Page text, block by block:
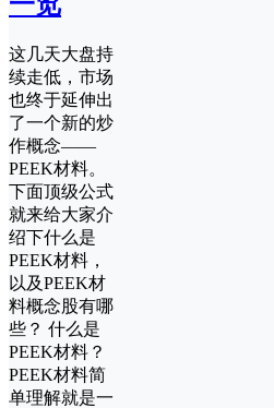
这几天大盘持
续走低，市场
也终于延伸出
了一个新的炒
作概念——
PEEK材料。
下面顶级公式
就来给大家介
绍下什么是
PEEK材料，
以及PEEK材
料概念股有哪
些？ 什么是
PEEK材料？
PEEK材料简
单理解就是一